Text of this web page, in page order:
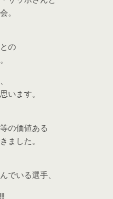
。
の
います。
の価値ある
ました。
でいる選手、